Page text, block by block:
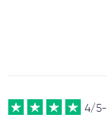
4/5-